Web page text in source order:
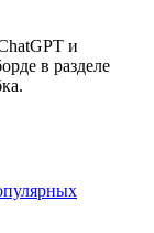
и
в разделе